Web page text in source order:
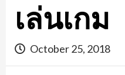
เล่นเกม
October 25, 2018